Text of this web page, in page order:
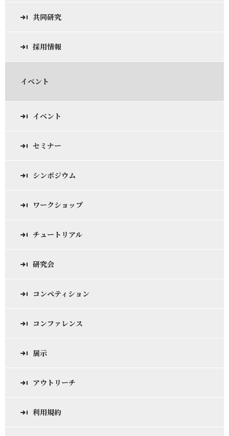
共同研究
採用情報
イベント
イベント
セミナー
シンポジウム
ワークショップ
チュートリアル
研究会
コンペティション
コンファレンス
展示
アウトリーチ
利用規約